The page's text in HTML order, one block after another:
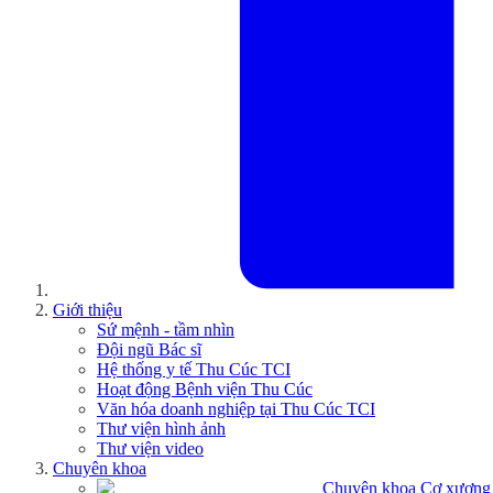
Giới thiệu
Sứ mệnh - tầm nhìn
Đội ngũ Bác sĩ
Hệ thống y tế Thu Cúc TCI
Hoạt động Bệnh viện Thu Cúc
Văn hóa doanh nghiệp tại Thu Cúc TCI
Thư viện hình ảnh
Thư viện video
Chuyên khoa
Chuyên khoa Cơ